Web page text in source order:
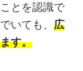
とを認識で
いても、 広
す。